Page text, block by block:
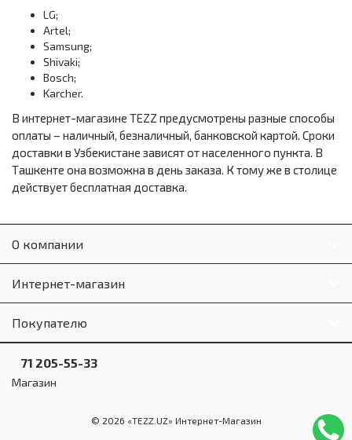
LG;
Artel;
Samsung;
Shivaki;
Bosch;
Karcher.
В интернет-магазине TEZZ предусмотрены разные способы
оплаты – наличный, безналичный, банковской картой. Сроки
доставки в Узбекистане зависят от населенного пункта. В
Ташкенте она возможна в день заказа. К тому же в столице
действует бесплатная доставка.
О компании
Интернет-магазин
Покупателю
71 205-55-33
Магазин
© 2026 «TEZZ.UZ» Интернет-Магазин